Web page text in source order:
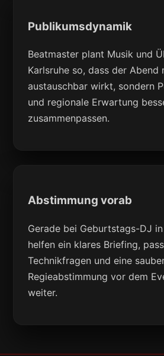
Publikumsdynamik
Beatmaster plant Musik und
Karlsruhe so, dass der Abend
austauschbar wirkt, sondern
und regionale Erwartung
zusammenpassen.
Abstimmung vorab
Gerade bei Geburtstags-DJ
helfen ein klares Briefing,
Technikfragen und eine
Regieabstimmung vor dem
weiter.